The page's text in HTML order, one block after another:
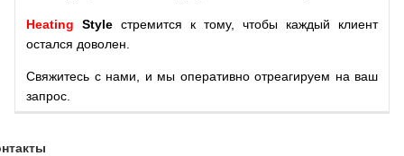
Heating Style стремится к тому, чтобы каждый клиент
остался доволен.
Свяжитесь с нами, и мы оперативно отреагируем на ваш
запрос.